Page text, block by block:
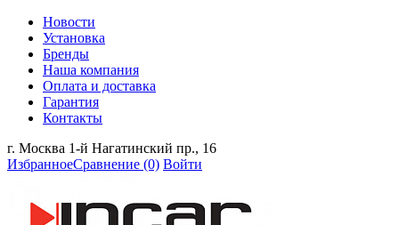
Новости
Установка
Бренды
Наша компания
Оплата и доставка
Гарантия
Контакты
г. Москва 1-й Нагатинский пр., 16
ИзбранноеСравнение (0) Войти